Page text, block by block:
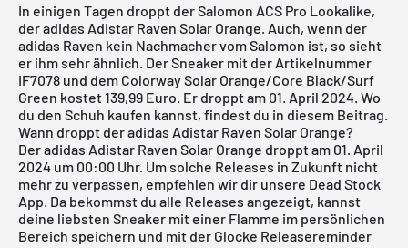
In einigen Tagen droppt der Salomon ACS Pro Lookalike,
der adidas Adistar Raven Solar Orange. Auch, wenn der
adidas Raven kein Nachmacher vom Salomon ist, so sieht
er ihm sehr ähnlich. Der Sneaker mit der Artikelnummer
IF7078 und dem Colorway Solar Orange/Core Black/Surf
Green kostet 139,99 Euro. Er droppt am 01. April 2024. Wo
du den Schuh kaufen kannst, findest du in diesem Beitrag.
Wann droppt der adidas Adistar Raven Solar Orange?
Der adidas Adistar Raven Solar Orange droppt am 01. April
2024 um 00:00 Uhr. Um solche Releases in Zukunft nicht
mehr zu verpassen, empfehlen wir dir unsere Dead Stock
App. Da bekommst du alle Releases angezeigt, kannst
deine liebsten Sneaker mit einer Flamme im persönlichen
Bereich speichern und mit der Glocke Releasereminder